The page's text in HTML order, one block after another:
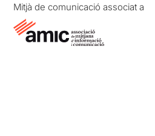
Mitjà de comunicació associat a